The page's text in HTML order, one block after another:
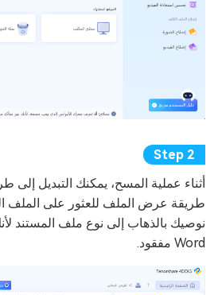
أثناء عملية المسح، يمكنك التبديل
طريقة عرض الملف للعثور على الملف
نوصيك بالذهاب إلى نوع ملف المستند
Word مفقود.